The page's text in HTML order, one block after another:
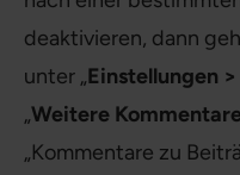
deaktivieren, dann
unter „Einstellungen
„Weitere
„Kommentare zu